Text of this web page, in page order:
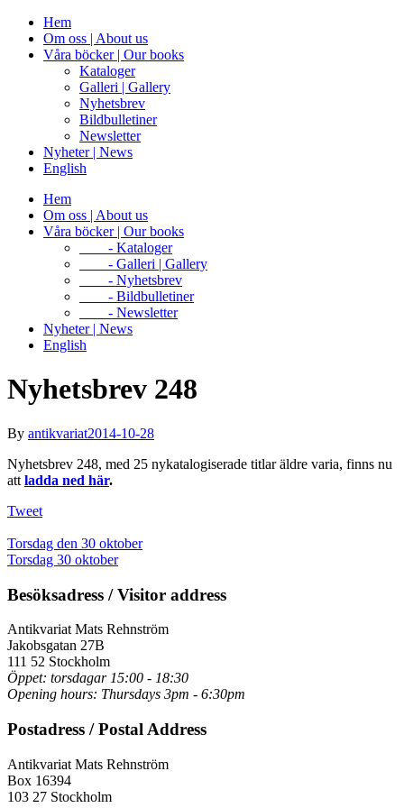
Hem
Om oss | About us
Våra böcker | Our books
Kataloger
Galleri | Gallery
Nyhetsbrev
Bildbulletiner
Newsletter
Nyheter | News
English
Hem
Om oss | About us
Våra böcker | Our books
- Kataloger
- Galleri | Gallery
- Nyhetsbrev
- Bildbulletiner
- Newsletter
Nyheter | News
English
Nyhetsbrev 248
By antikvariat2014-10-28
Nyhetsbrev 248, med 25 nykatalogiserade titlar äldre varia, finns nu
att ladda ned här.
Tweet
Torsdag den 30 oktober
Torsdag 30 oktober
Besöksadress / Visitor address
Antikvariat Mats Rehnström
Jakobsgatan 27B
111 52 Stockholm
Öppet: torsdagar 15:00 - 18:30
Opening hours: Thursdays 3pm - 6:30pm
Postadress / Postal Address
Antikvariat Mats Rehnström
Box 16394
103 27 Stockholm